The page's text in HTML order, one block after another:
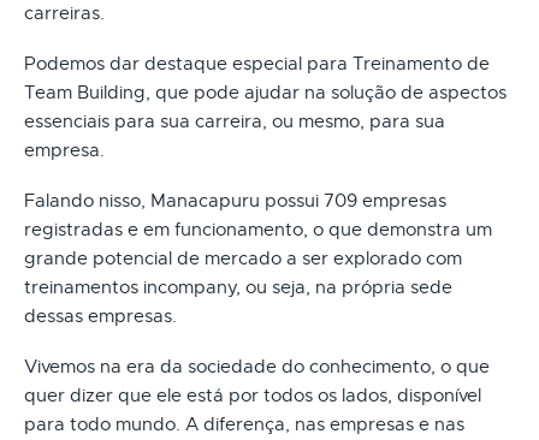
carreiras.
Podemos dar destaque especial para Treinamento de
Team Building, que pode ajudar na solução de aspectos
essenciais para sua carreira, ou mesmo, para sua
empresa.
Falando nisso, Manacapuru possui 709 empresas
registradas e em funcionamento, o que demonstra um
grande potencial de mercado a ser explorado com
treinamentos incompany, ou seja, na própria sede
dessas empresas.
Vivemos na era da sociedade do conhecimento, o que
quer dizer que ele está por todos os lados, disponível
para todo mundo. A diferença, nas empresas e nas